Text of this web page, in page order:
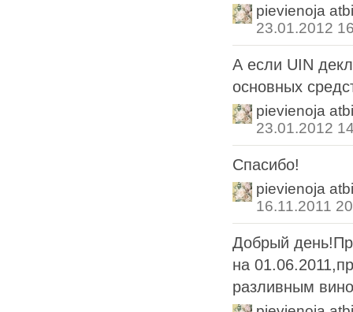
pievienoja
23.01.2012
А если UIN
основных
pievienoja
23.01.2012
Спасибо!
pievienoja
16.11.2011
Добрый
на
разливным